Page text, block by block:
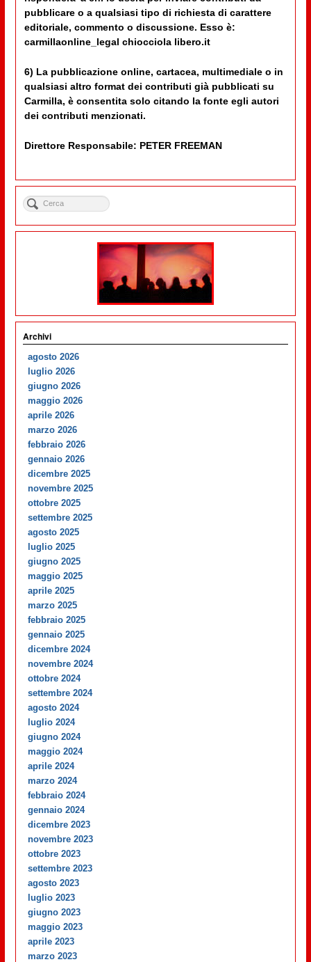
pubblicare o a qualsiasi tipo di richiesta di carattere
editoriale, commento o discussione. Esso è:
carmillaonline_legal chiocciola libero.it
6) La pubblicazione online, cartacea, multimediale o in
qualsiasi altro format dei contributi già pubblicati su
Carmilla, è consentita solo citando la fonte egli autori
dei contributi menzionati.
Direttore Responsabile: PETER FREEMAN
Archivi
agosto 2026
luglio 2026
giugno 2026
maggio 2026
aprile 2026
marzo 2026
febbraio 2026
gennaio 2026
dicembre 2025
novembre 2025
ottobre 2025
settembre 2025
agosto 2025
luglio 2025
giugno 2025
maggio 2025
aprile 2025
marzo 2025
febbraio 2025
gennaio 2025
dicembre 2024
novembre 2024
ottobre 2024
settembre 2024
agosto 2024
luglio 2024
giugno 2024
maggio 2024
aprile 2024
marzo 2024
febbraio 2024
gennaio 2024
dicembre 2023
novembre 2023
ottobre 2023
settembre 2023
agosto 2023
luglio 2023
giugno 2023
maggio 2023
aprile 2023
marzo 2023